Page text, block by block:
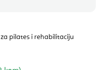
pilates i rehabilitaciju